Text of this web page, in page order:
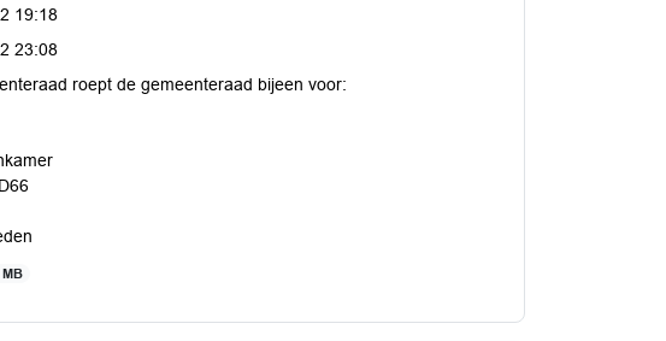
19:18
23:08
roept de gemeenteraad bijeen voor:
MB